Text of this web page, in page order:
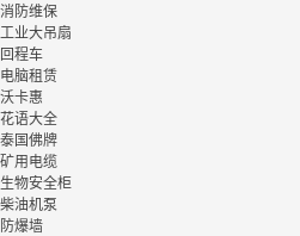
消防维保
工业大吊扇
回程车
电脑租赁
沃卡惠
花语大全
泰国佛牌
矿用电缆
生物安全柜
柴油机泵
防爆墙